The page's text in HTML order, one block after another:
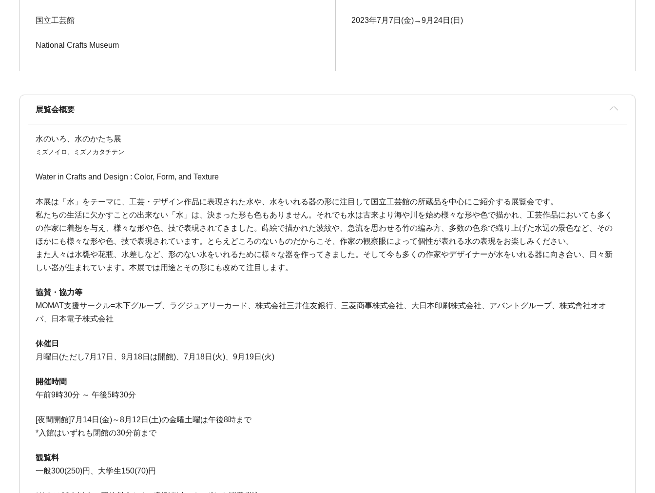
国立工芸館
National Crafts Museum
2023年7月7日(金)→9月24日(日)
展覧会概要
水のいろ、水のかたち展
ミズノイロ、ミズノカタチテン
Water in Crafts and Design : Color, Form, and Texture
本展は「水」をテーマに、工芸・デザイン作品に表現された水や、水をいれる器の形に注目して国立工芸館の所蔵品を中心にご紹介する展覧会です。
私たちの生活に欠かすことの出来ない「水」は、決まった形も色もありません。それでも水は古来より海や川を始め様々な形や色で描かれ、工芸作品においても多く
の作家に着想を与え、様々な形や色、技で表現されてきました。蒔絵で描かれた波紋や、急流を思わせる竹の編み方、多数の色糸で織り上げた水辺の景色など、その
ほかにも様々な形や色、技で表現されています。とらえどころのないものだからこそ、作家の観察眼によって個性が表れる水の表現をお楽しみください。
また人々は水甕や花瓶、水差しなど、形のない水をいれるために様々な器を作ってきました。そして今も多くの作家やデザイナーが水をいれる器に向き合い、日々新
しい器が生まれています。本展では用途とその形にも改めて注目します。
協賛・協力等
MOMAT支援サークル=木下グループ、ラグジュアリーカード、株式会社三井住友銀行、三菱商事株式会社、大日本印刷株式会社、アバントグループ、株式會社オオ
バ、日本電子株式会社
休催日
月曜日(ただし7月17日、9月18日は開館)、7月18日(火)、9月19日(火)
開催時間
午前9時30分 ～ 午後5時30分
[夜間開館]7月14日(金)～8月12日(土)の金曜土曜は午後8時まで
*入館はいずれも閉館の30分前まで
観覧料
一般300(250)円、大学生150(70)円